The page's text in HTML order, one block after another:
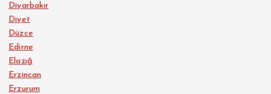
Diyarbakır
Diyet
Düzce
Edirne
Elazığ
Erzincan
Erzurum